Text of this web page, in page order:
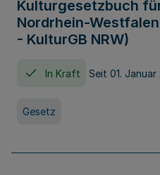
Kulturgesetzbuch
Nordrhein-
- KulturGB NRW)
In Kraft Seit 01. Januar
Gesetz